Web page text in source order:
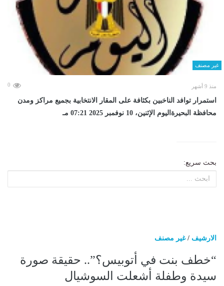
غير مصنف
منذ 9 أشهر 0
استمرار توافد الناخبين بكثافة على المقار الانتخابية بجميع مراكز ومدن
محافظة البحيرةاليوم الإثنين، 10 نوفمبر 2025 07:21 مـ
بحث سريع:
الارشيف /غير مصنف
“خطف بنت في أتوبيس؟”.. حقيقة صورة
سيدة وطفلة أشعلت السوشيال